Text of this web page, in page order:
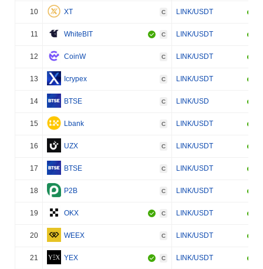
10 XT C LINK/USDT
11 WhiteBIT C LINK/USDT
12 CoinW C LINK/USDT
13 Icrypex C LINK/USDT
14 BTSE C LINK/USD
15 Lbank C LINK/USDT
16 UZX C LINK/USDT
17 BTSE C LINK/USDT
18 P2B C LINK/USDT
19 OKX C LINK/USDT
20 WEEX C LINK/USDT
21 YEX C LINK/USDT